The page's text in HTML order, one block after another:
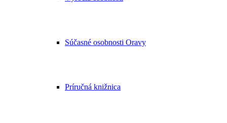
Súčasné osobnosti Oravy
Príručná knižnica